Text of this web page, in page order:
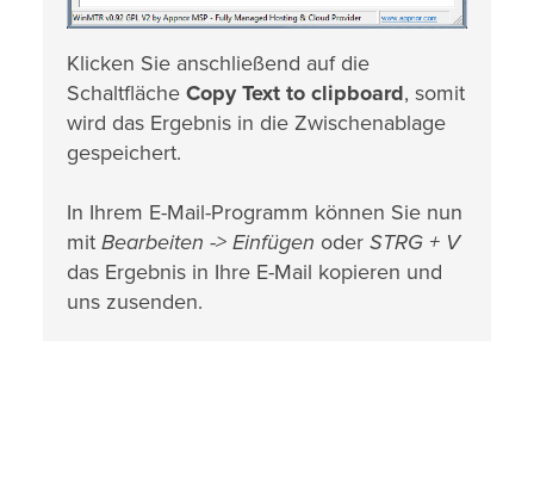
Klicken Sie anschließend auf die
Schaltfläche Copy Text to clipboard, somit
wird das Ergebnis in die Zwischenablage
gespeichert.
In Ihrem E-Mail-Programm können Sie nun
mit Bearbeiten -> Einfügen oder STRG + V
das Ergebnis in Ihre E-Mail kopieren und
uns zusenden.